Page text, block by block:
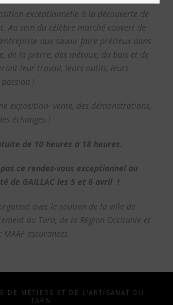
exceptionnelle à la découverte de
Au sein du célèbre marché couvert de
aux savoir faire précieux dans
de la pierre, des métaux, du bois et de
leur travail, leurs outils, leurs
!
exposition- vente, des démonstrations,
échanges !
de 10 heures à 18 heures.
ce rendez-vous exceptionnel au
de GAILLAC les 5 et 6 avril !
avec le soutien de la ville de
du Tarn, de la Région Occitanie et
assurances.
DE MÉTIERS ET DE L'ARTISANAT DU
TARN